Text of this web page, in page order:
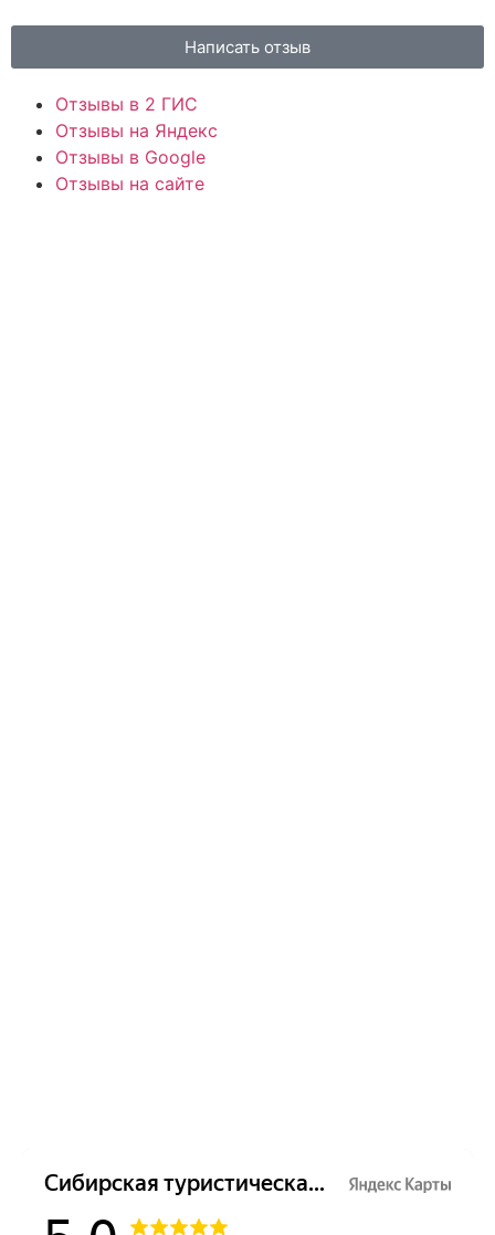
Написать отзыв
Отзывы в 2 ГИС
Отзывы на Яндекс
Отзывы в Google
Отзывы на сайте